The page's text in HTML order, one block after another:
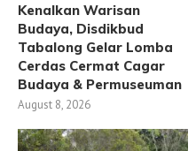
Kenalkan Warisan
Budaya, Disdikbud
Tabalong Gelar Lomba
Cerdas Cermat Cagar
Budaya & Permuseuman
August 8, 2026